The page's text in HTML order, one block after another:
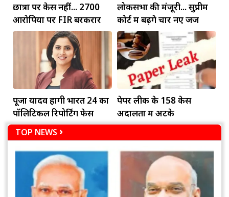
छात्रों पर केस नहीं... 2700
आरोपियों पर FIR बरकरार
लोकसभा की मंजूरी... सुप्रीम
कोर्ट में बढ़ेंगे चार नए जज
पूजा यादव होंगी भारत 24 का
पॉलिटिकल रिपोर्टिंग फेस
पेपर लीक के 158 केस
अदालतों में अटके
TOP NEWS